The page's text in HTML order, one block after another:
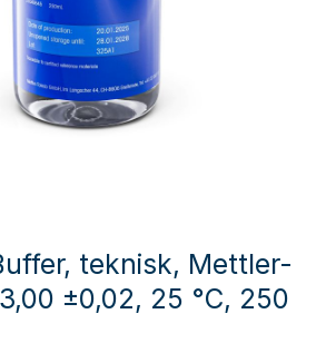
teknisk, Mettler-
±0,02, 25 °C, 250